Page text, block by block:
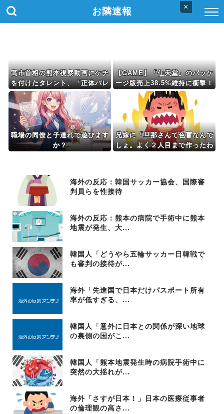
×
お隣速報
高市首相の熊本視察動画にケチ
を付けたタレント、「正体バレ
バレよな」と黒電話の呼び方で
あっさりと……
【GAME】「任天堂」のパッケ
ージ版売上38.5%維持に衝撃！
海外ファン「カートリッジこそ
至高」
職場の同僚と子連れで遊びます
か？
兄嫁に「旦那さんて色盲なんで
しょ。よく２人目まで作ったわ
海外の反応：韓国サッカー協会、国際審
判員らを性接待
海外の反応：熊本の病院で手術中に熊本
地震が発生、大...
韓国人「どうやら五輪サッカー日韓戦で
も審判の接待が...
海外「先進国で日本だけパスポート所有
率が低すぎる、...
韓国人「意外に日本との関係が深い地球
の裏側の国がこ...
韓国人「熊本地震発生時の病院手術中に
突然の大揺れが...
海外「さすが日本！」日本の医療従事者
の倫理観の高さ...